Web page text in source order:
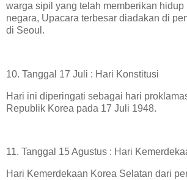
warga sipil yang telah memberikan hidup
negara, Upacara terbesar diadakan di
di Seoul.
10. Tanggal 17 Juli : Hari Konstitusi
Hari ini diperingati sebagai hari
Republik Korea pada 17 Juli 1948.
11. Tanggal 15 Agustus : Hari
Hari Kemerdekaan Korea Selatan dari